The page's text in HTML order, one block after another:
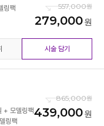
링팩
557,000
279,000
시술 담기
+ 모델링팩
링팩
865,000
439,000